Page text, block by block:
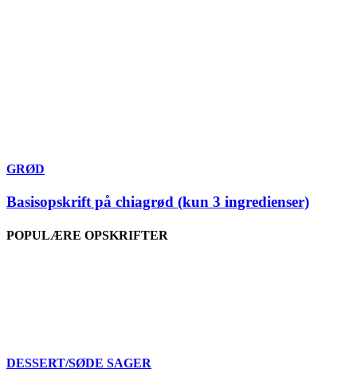
GRØD
Basisopskrift på chiagrød (kun 3 ingredienser)
POPULÆRE OPSKRIFTER
DESSERT/SØDE SAGER